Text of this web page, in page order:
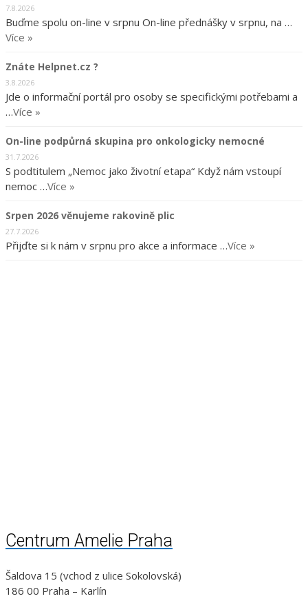
7.8.2026
Buďme spolu on-line v srpnu On-line přednášky v srpnu, na …
Více »
Znáte Helpnet.cz ?
3.8.2026
Jde o informační portál pro osoby se specifickými potřebami a
…Více »
On-line podpůrná skupina pro onkologicky nemocné
31.7.2026
S podtitulem „Nemoc jako životní etapa“ Když nám vstoupí
nemoc …Více »
Srpen 2026 věnujeme rakovině plic
27.7.2026
Přijďte si k nám v srpnu pro akce a informace …Více »
Centrum Amelie Praha
Šaldova 15 (vchod z ulice Sokolovská)
186 00 Praha – Karlín